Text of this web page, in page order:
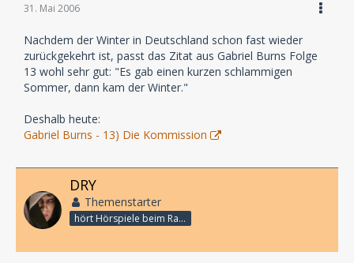
31. Mai 2006
Nachdem der Winter in Deutschland schon fast wieder
zurückgekehrt ist, passt das Zitat aus Gabriel Burns Folge
13 wohl sehr gut: "Es gab einen kurzen schlammigen
Sommer, dann kam der Winter."
Deshalb heute:
Gabriel Burns - 13) Die Kommission
DRY
Themenstarter
hört Hörspiele beim Rasenmähen